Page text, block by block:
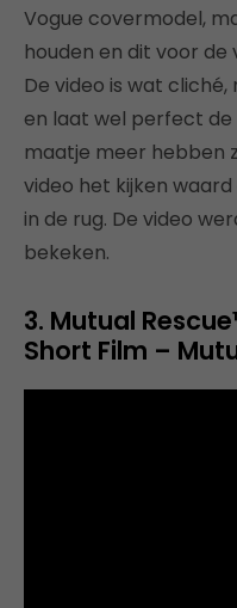
Vogue covermodel,
houden en dit voor
De video is wat
en laat wel perfect de
maatje meer hebben
video het kijken
in de rug. De video
bekeken.
3. Mutual
Short Film –